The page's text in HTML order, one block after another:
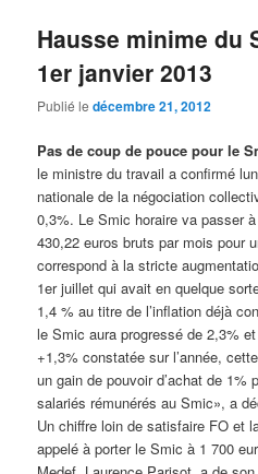
Hausse minime du
1er janvier 2013
Publié ledécembre 21, 2012
Pas de coup de pouce pour le
le ministre du travail a confirmé
nationale de la négociation
0,3%. Le Smic horaire va passer
430,22 euros bruts par mois pour
correspond à la stricte
1er juillet qui avait en quelque
1,4 % au titre de l’inflation déjà
le Smic aura progressé de 2,3%
+1,3% constatée sur l’année,
un gain de pouvoir d’achat de 1%
salariés rémunérés au Smic», a
Un chiffre loin de satisfaire FO et
appelé à porter le Smic à 1 700